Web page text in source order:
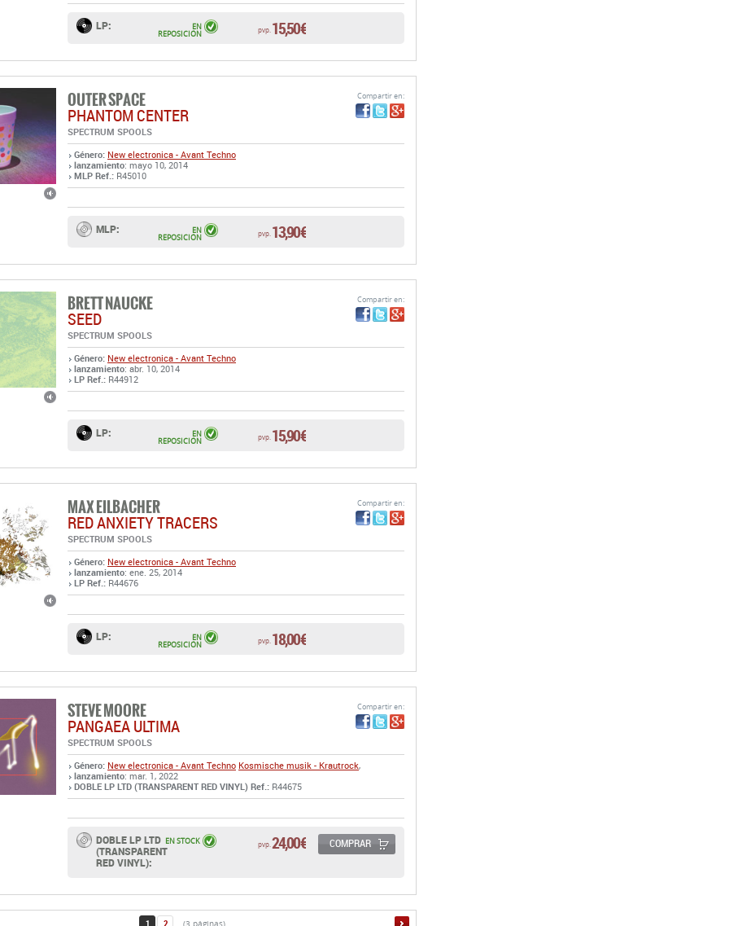
LP: pvp. 15,50 €
EN
REPOSICIÓN
OUTER SPACE
PHANTOM CENTER
SPECTRUM SPOOLS
Género: New electronica - Avant Techno
lanzamiento: mayo 10, 2014
MLP Ref.: R45010
Compartir en:
MLP: pvp. 13,90 €
EN
REPOSICIÓN
BRETT NAUCKE
SEED
SPECTRUM SPOOLS
Género: New electronica - Avant Techno
lanzamiento: abr. 10, 2014
LP Ref.: R44912
Compartir en:
LP: pvp. 15,90 €
EN
REPOSICIÓN
MAX EILBACHER
RED ANXIETY TRACERS
SPECTRUM SPOOLS
Género: New electronica - Avant Techno
lanzamiento: ene. 25, 2014
LP Ref.: R44676
Compartir en:
LP: pvp. 18,00 €
EN
REPOSICIÓN
STEVE MOORE
PANGAEA ULTIMA
SPECTRUM SPOOLS
Género: New electronica - Avant Techno Kosmische musik - Krautrock,
lanzamiento: mar. 1, 2022
DOBLE LP LTD (TRANSPARENT RED VINYL) Ref.: R44675
Compartir en:
DOBLE LP LTD
(TRANSPARENT
RED VINYL):
pvp. 24,00 €
EN STOCK COMPRAR
1 2 (3 páginas)